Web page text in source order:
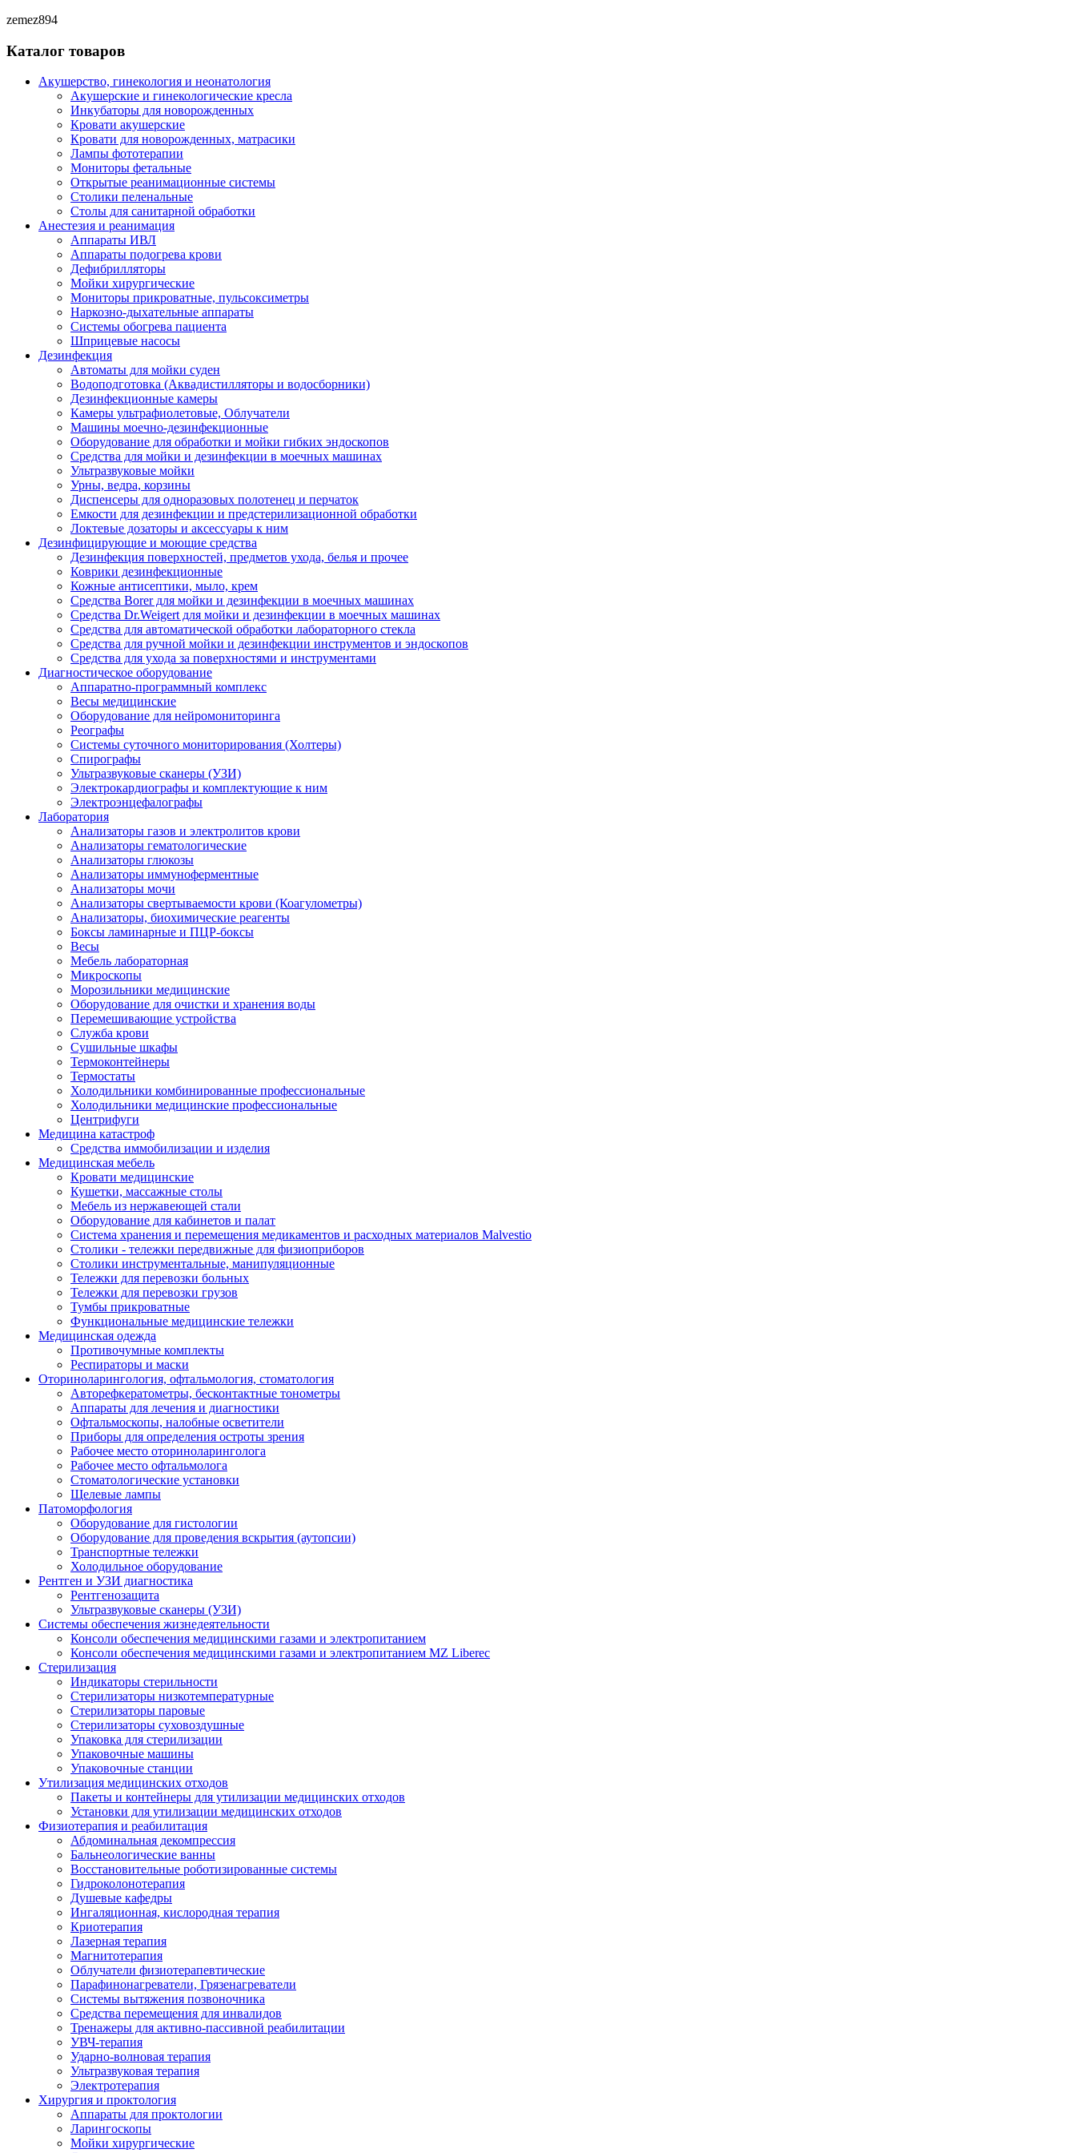
zemez894
Каталог товаров
Акушерство, гинекология и неонатология
Акушерские и гинекологические креслa
Инкубаторы для новорожденных
Кровати акушерские
Кровати для новорожденных, матрасики
Лампы фототерапии
Мониторы фетальные
Открытые реанимационные системы
Столики пеленальные
Столы для санитарной обработки
Анестезия и реанимация
Аппараты ИВЛ
Аппараты подогрева крови
Дефибрилляторы
Мойки хирургические
Мониторы прикроватные, пульсоксиметры
Наркозно-дыхательные аппараты
Системы обогрева пациента
Шприцевые насосы
Дезинфекция
Автоматы для мойки суден
Водоподготовка (Аквадистилляторы и водосборники)
Дезинфекционные камеры
Камеры ультрафиолетовые, Облучатели
Машины моечно-дезинфекционные
Оборудование для обработки и мойки гибких эндоскопов
Средства для мойки и дезинфекции в моечных машинах
Ультразвуковые мойки
Урны, ведра, корзины
Диспенсеры для одноразовых полотенец и перчаток
Емкости для дезинфекции и предстерилизационной обработки
Локтевые дозаторы и аксессуары к ним
Дезинфицирующие и моющие средства
Дезинфекция поверхностей, предметов ухода, белья и прочее
Коврики дезинфекционные
Кожные антисептики, мыло, крем
Средства Borer для мойки и дезинфекции в моечных машинах
Средства Dr.Weigert для мойки и дезинфекции в моечных машинах
Средства для автоматической обработки лабораторного стекла
Средства для ручной мойки и дезинфекции инструментов и эндоскопов
Средства для ухода за поверхностями и инструментами
Диагностическое оборудование
Аппаратно-программный комплекс
Весы медицинские
Оборудование для нейромониторинга
Реографы
Системы суточного мониторирования (Холтеры)
Спирографы
Ультразвуковые сканеры (УЗИ)
Электрокардиографы и комплектующие к ним
Электроэнцефалографы
Лаборатория
Анализаторы газов и электролитов крови
Анализаторы гематологические
Анализаторы глюкозы
Анализаторы иммуноферментные
Анализаторы мочи
Анализаторы свертываемости крови (Коагулометры)
Анализаторы, биохимические реагенты
Боксы ламинарные и ПЦР-боксы
Весы
Мебель лабораторная
Микроскопы
Морозильники медицинские
Оборудование для очистки и хранения воды
Перемешивающие устройства
Служба крови
Сушильные шкафы
Термоконтейнеры
Термостаты
Холодильники комбинированные профессиональные
Холодильники медицинские профессиональные
Центрифуги
Медицина катастроф
Средства иммобилизации и изделия
Медицинская мебель
Кровати медицинские
Кушетки, массажные столы
Мебель из нержавеющей стали
Оборудование для кабинетов и палат
Система хранения и перемещения медикаментов и расходных материалов Malvestio
Столики - тележки передвижные для физиоприборов
Столики инструментальные, манипуляционные
Тележки для перевозки больных
Тележки для перевозки грузов
Тумбы прикроватные
Функциональные медицинские тележки
Медицинская одежда
Противочумные комплекты
Респираторы и маски
Оториноларингология, офтальмология, стоматология
Авторефкератометры, бесконтактные тонометры
Аппараты для лечения и диагностики
Офтальмоскопы, налобные осветители
Приборы для определения остроты зрения
Рабочее место оториноларинголога
Рабочее место офтальмолога
Стоматологические установки
Щелевые лампы
Патоморфология
Оборудование для гистологии
Оборудование для проведения вскрытия (аутопсии)
Транспортные тележки
Холодильное оборудование
Рентген и УЗИ диагностика
Рентгенозащита
Ультразвуковые сканеры (УЗИ)
Системы обеспечения жизнедеятельности
Консоли обеспечения медицинскими газами и электропитанием
Консоли обеспечения медицинскими газами и электропитанием MZ Liberec
Стерилизация
Индикаторы стерильности
Стерилизаторы низкотемпературные
Стерилизаторы паровые
Стерилизаторы суховоздушные
Упаковка для стерилизации
Упаковочные машины
Упаковочные станции
Утилизация медицинских отходов
Пакеты и контейнеры для утилизации медицинских отходов
Установки для утилизации медицинских отходов
Физиотерапия и реабилитация
Абдоминальная декомпрессия
Бальнеологические ванны
Восстановительные роботизированные системы
Гидроколонотерапия
Душевые кафедры
Ингаляционная, кислородная терапия
Криотерапия
Лазерная терапия
Магнитотерапия
Облучатели физиотерапевтические
Парафинонагреватели, Грязенагреватели
Системы вытяжения позвоночника
Средства перемещения для инвалидов
Тренажеры для активно-пассивной реабилитации
УВЧ-терапия
Ударно-волновая терапия
Ультразвуковая терапия
Электротерапия
Хирургия и проктология
Аппараты для проктологии
Ларингоскопы
Мойки хирургические